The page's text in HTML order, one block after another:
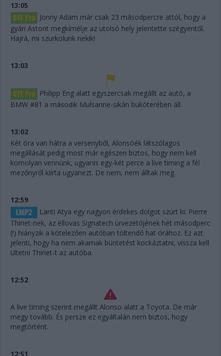
13:05
Jonny Adam már csak 23 másodpercre attól, hogy a
gyári Astont megkímélje az utolsó hely jelentette szégyentől.
Hajrá, mi szurkolunk nekik!
13:03
Philipp Eng alatt egyszercsak megállt az autó, a
BMW #81 a második Mulsanne-sikán bukóterében áll.
13:02
Két óra van hátra a versenyből, Alonsóék látszólagos
megállását pedig most már egészen biztos, hogy nem kell
komolyan vennünk, ugyanis egy-két perce a live timing a fél
mezőnyről kiírta ugyanezt. De nem, nem álltak meg.
12:59
Lanti Atya egy nagyon érdekes dolgot szúrt ki: Pierre
Thiriet-nek, az éllovas Signatech úrvezetőjének hét másodperc
(!) hiányzik a kötelezően autóban töltendő hat órához. Ez azt
jelenti, hogy ha nem akarnak büntetést kockáztatni, vissza kell
ültetni Thiriet-t az autóba.
12:52
A live timing szerint megállt Alonso alatt a Toyota. De már
megy tovább. És persze ez egyáltalán nem biztos, hogy
megtörtént.
12:51